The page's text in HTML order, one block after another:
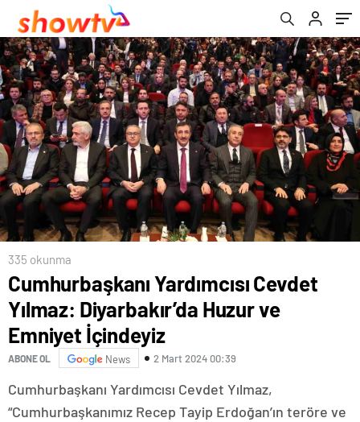
335 okunma
Cumhurbaşkanı Yardımcısı Cevdet
Yılmaz: Diyarbakır’da Huzur ve
Emniyet İçindeyiz
ABONE OL News 2 Mart 2024 00:39
Cumhurbaşkanı Yardımcısı Cevdet Yılmaz,
“Cumhurbaşkanımız Recep Tayip Erdoğan’ın teröre ve